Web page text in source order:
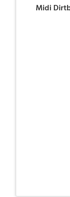
Midi